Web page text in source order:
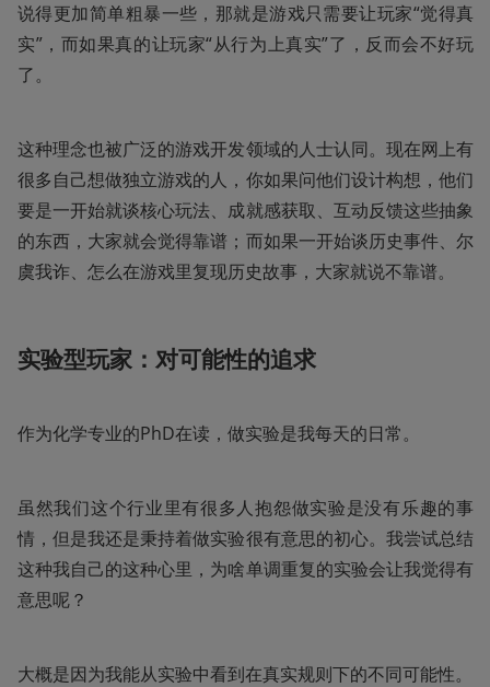
说得更加简单粗暴一些，那就是游戏只需要让玩家“觉得真
实”，而如果真的让玩家“从行为上真实”了，反而会不好玩
了。
这种理念也被广泛的游戏开发领域的人士认同。现在网上有
很多自己想做独立游戏的人，你如果问他们设计构想，他们
要是一开始就谈核心玩法、成就感获取、互动反馈这些抽象
的东西，大家就会觉得靠谱；而如果一开始谈历史事件、尔
虞我诈、怎么在游戏里复现历史故事，大家就说不靠谱。
实验型玩家：对可能性的追求
作为化学专业的PhD在读，做实验是我每天的日常。
虽然我们这个行业里有很多人抱怨做实验是没有乐趣的事
情，但是我还是秉持着做实验很有意思的初心。我尝试总结
这种我自己的这种心里，为啥单调重复的实验会让我觉得有
意思呢？
大概是因为我能从实验中看到在真实规则下的不同可能性。